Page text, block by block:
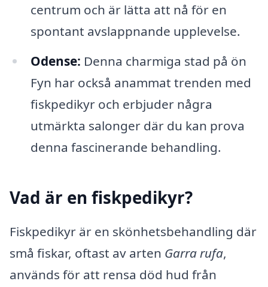
centrum och är lätta att nå för en
spontant avslappnande upplevelse.
Odense: Denna charmiga stad på ön
Fyn har också anammat trenden med
fiskpedikyr och erbjuder några
utmärkta salonger där du kan prova
denna fascinerande behandling.
Vad är en fiskpedikyr?
Fiskpedikyr är en skönhetsbehandling där
små fiskar, oftast av arten Garra rufa,
används för att rensa död hud från